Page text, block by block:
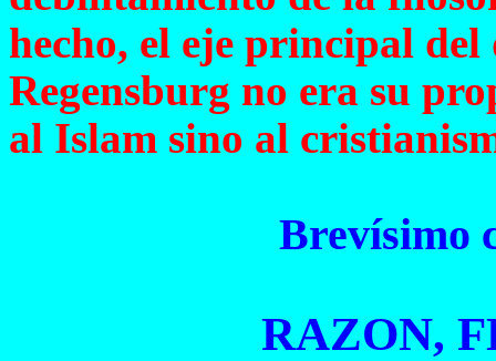
hecho, el eje principal
Regensburg no era su
al Islam sino al
Brevísimo
RAZON,